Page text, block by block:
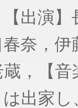
【出演
奈，
蔵，【
出家